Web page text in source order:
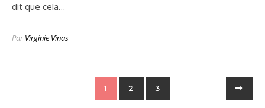
dit que cela…
ParVirginie Vinas
1 2 3